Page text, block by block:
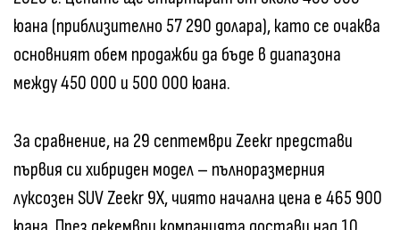
юана (приблизително 57 290 долара), като се очаква
основният обем продажби да бъде в диапазона
между 450 000 и 500 000 юана.
За сравнение, на 29 септември Zeekr представи
първия си хибриден модел – пълноразмерния
луксозен SUV Zeekr 9X, чиято начална цена е 465 900